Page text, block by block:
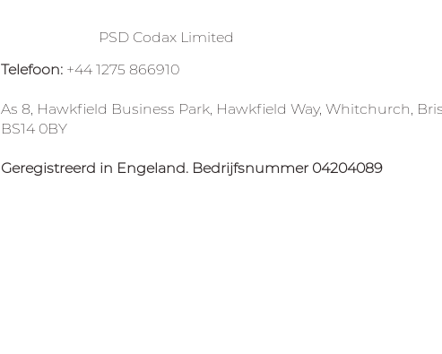
PSD Codax Limited
Telefoon: +44 1275 866910
As 8, Hawkfield Business Park, Hawkfield Way, Whitchurch,
BS14 0BY
Geregistreerd in Engeland. Bedrijfsnummer 04204089